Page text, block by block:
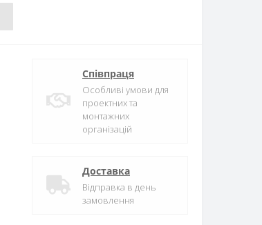
Співпраця
Особливі умови для
проектних та
монтажних
організацій
Доставка
Відправка в день
замовлення